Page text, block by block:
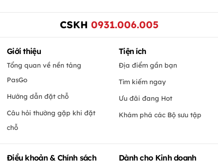
CSKH 0931.006.005
Giới thiệu
Tổng quan về nền tảng
PasGo
Hướng dẫn đặt chỗ
Câu hỏi thường gặp khi đặt
chỗ
Tiện ích
Địa điểm gần bạn
Tìm kiếm ngay
Ưu đãi đang Hot
Khám phá các Bộ sưu tập
Điều khoản & Chính sách Dành cho Kinh doanh